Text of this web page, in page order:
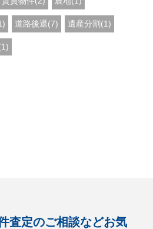
道路後退(7) 遺産分割(1)
査定のご相談などお気